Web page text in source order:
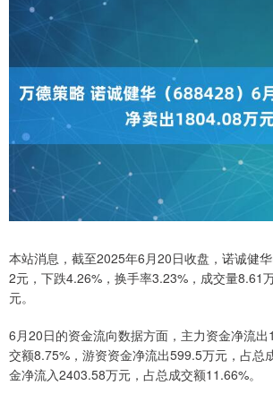
本站消息，截至2025年6月20日收盘，诺诚健
2元，下跌4.26%，换手率3.23%，成交量8.61
元。
6月20日的资金流向数据方面，主力资金净流
交额8.75%，游资资金净流出599.5万元，占总
金净流入2403.58万元，占总成交额11.66%。